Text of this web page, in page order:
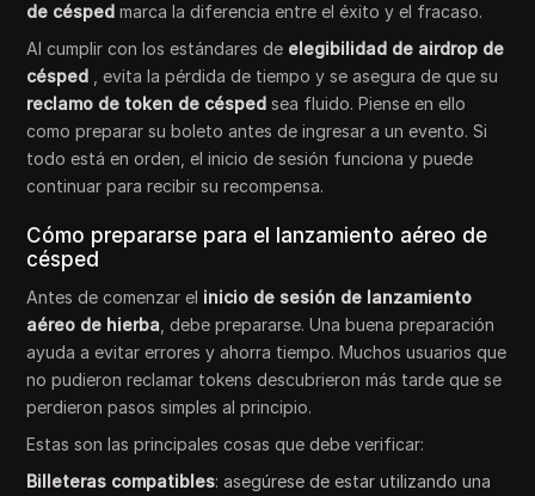
de césped marca la diferencia entre el éxito y el fracaso.
Al cumplir con los estándares de elegibilidad de airdrop de
césped , evita la pérdida de tiempo y se asegura de que su
reclamo de token de césped sea fluido. Piense en ello
como preparar su boleto antes de ingresar a un evento. Si
todo está en orden, el inicio de sesión funciona y puede
continuar para recibir su recompensa.
Cómo prepararse para el lanzamiento aéreo de
césped
Antes de comenzar el inicio de sesión de lanzamiento
aéreo de hierba, debe prepararse. Una buena preparación
ayuda a evitar errores y ahorra tiempo. Muchos usuarios que
no pudieron reclamar tokens descubrieron más tarde que se
perdieron pasos simples al principio.
Estas son las principales cosas que debe verificar:
Billeteras compatibles: asegúrese de estar utilizando una